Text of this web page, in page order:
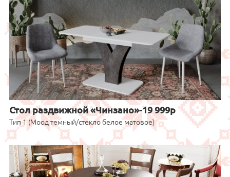
Стол раздвижной «Чинзано»-19 999р
Тип 1 (Моод темный/стекло белое матовое)